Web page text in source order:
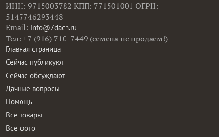
ИНН: 9715003782 КПП: 771501001 ОГРН:
5147746293448
Email: info@7dach.ru
Тел: +7 (916) 710-7449 (семена не продаем!)
Главная страница
Сейчас публикуют
Сейчас обсуждают
Дачные вопросы
Помощь
Все товары
Все фото